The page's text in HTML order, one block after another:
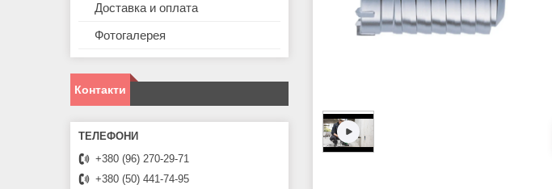
Доставка и оплата
Фотогалерея
Контакти
+380 (96) 270-29-71
+380 (50) 441-74-95